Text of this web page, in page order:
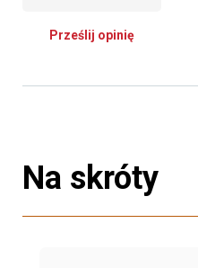
Prześlij opinię
Na skróty